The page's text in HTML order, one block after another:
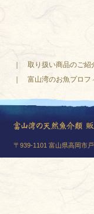
取り扱い商品のご紹
富山湾のお魚プロフ
〒939-1101 富山県高岡市